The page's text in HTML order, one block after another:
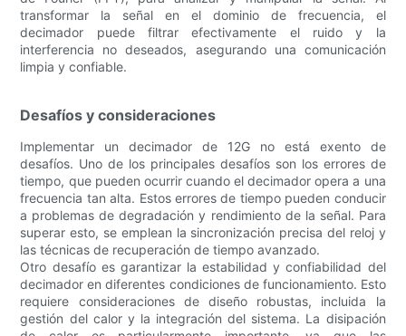
transformar la señal en el dominio de frecuencia, el
decimador puede filtrar efectivamente el ruido y la
interferencia no deseados, asegurando una comunicación
limpia y confiable.
Desafíos y consideraciones
Implementar un decimador de 12G no está exento de
desafíos. Uno de los principales desafíos son los errores de
tiempo, que pueden ocurrir cuando el decimador opera a una
frecuencia tan alta. Estos errores de tiempo pueden conducir
a problemas de degradación y rendimiento de la señal. Para
superar esto, se emplean la sincronización precisa del reloj y
las técnicas de recuperación de tiempo avanzado.
Otro desafío es garantizar la estabilidad y confiabilidad del
decimador en diferentes condiciones de funcionamiento. Esto
requiere consideraciones de diseño robustas, incluida la
gestión del calor y la integración del sistema. La disipación